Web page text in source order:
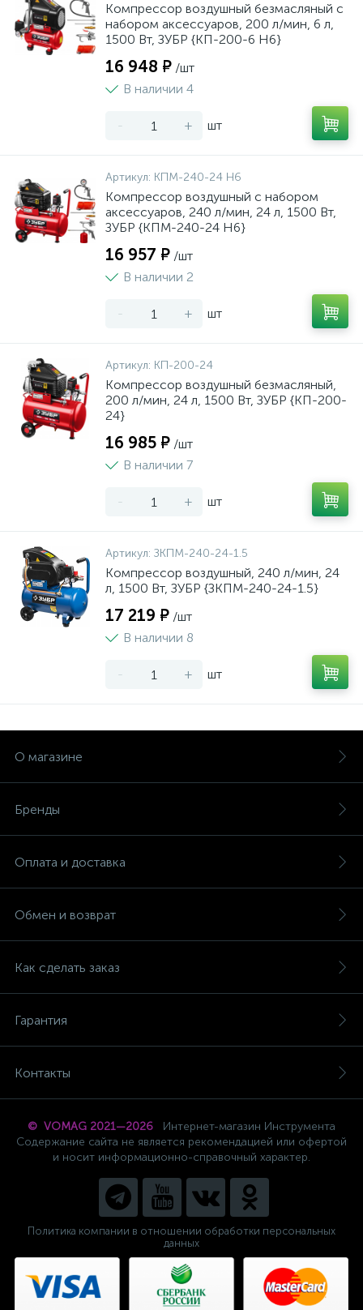
Компрессор воздушный безмасляный с
набором аксессуаров, 200 л/мин, 6 л,
1500 Вт, ЗУБР {КП-200-6 Н6}
16 948 ₽ /шт
В наличии 4
- + шт
Артикул: КПМ-240-24 Н6
Компрессор воздушный с набором
аксессуаров, 240 л/мин, 24 л, 1500 Вт,
ЗУБР {КПМ-240-24 Н6}
16 957 ₽ /шт
В наличии 2
- + шт
Артикул: КП-200-24
Компрессор воздушный безмасляный,
200 л/мин, 24 л, 1500 Вт, ЗУБР {КП-200-
24}
16 985 ₽ /шт
В наличии 7
- + шт
Артикул: ЗКПМ-240-24-1.5
Компрессор воздушный, 240 л/мин, 24
л, 1500 Вт, ЗУБР {ЗКПМ-240-24-1.5}
17 219 ₽ /шт
В наличии 8
- + шт
О магазине
Бренды
Оплата и доставка
Обмен и возврат
Как сделать заказ
Гарантия
Контакты
© VOMAG 2021—2026
Интернет-магазин Инструмента
Содержание сайта не является рекомендацией или офертой
и носит информационно-справочный характер.
Политика компании в отношении обработки персональных
данных